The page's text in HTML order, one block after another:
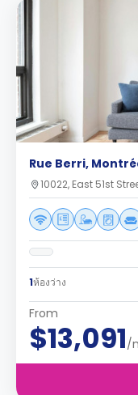
Rue Berri,
10022, East 51st
1ห้องว่าง
From
$13,091/